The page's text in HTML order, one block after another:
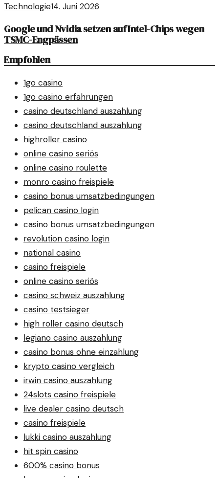
Technologie14. Juni 2026
Google und Nvidia setzen auf Intel-Chips wegen
TSMC-Engpässen
Empfohlen
1go casino
1go casino erfahrungen
casino deutschland auszahlung
casino deutschland auszahlung
highroller casino
online casino seriös
online casino roulette
monro casino freispiele
casino bonus umsatzbedingungen
pelican casino login
casino bonus umsatzbedingungen
revolution casino login
national casino
casino freispiele
online casino seriös
casino schweiz auszahlung
casino testsieger
high roller casino deutsch
legiano casino auszahlung
casino bonus ohne einzahlung
krypto casino vergleich
irwin casino auszahlung
24slots casino freispiele
live dealer casino deutsch
casino freispiele
lukki casino auszahlung
hit spin casino
600% casino bonus